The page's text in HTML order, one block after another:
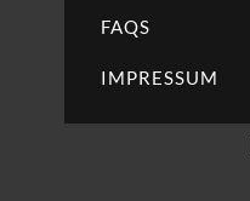
FAQS
IMPRESSUM